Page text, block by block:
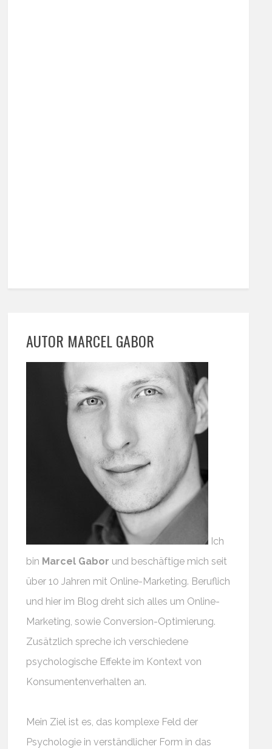
AUTOR MARCEL GABOR
Ich
bin Marcel Gabor und beschäftige mich seit
über 10 Jahren mit Online-Marketing. Beruflich
und hier im Blog dreht sich alles um Online-
Marketing, sowie Conversion-Optimierung.
Zusätzlich spreche ich verschiedene
psychologische Effekte im Kontext von
Konsumentenverhalten an.
Mein Ziel ist es, das komplexe Feld der
Psychologie in verständlicher Form in das